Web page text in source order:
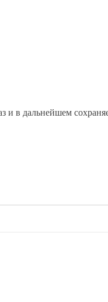
и в дальнейшем